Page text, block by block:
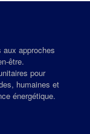
aux approches
pour
humaines et
énergétique.